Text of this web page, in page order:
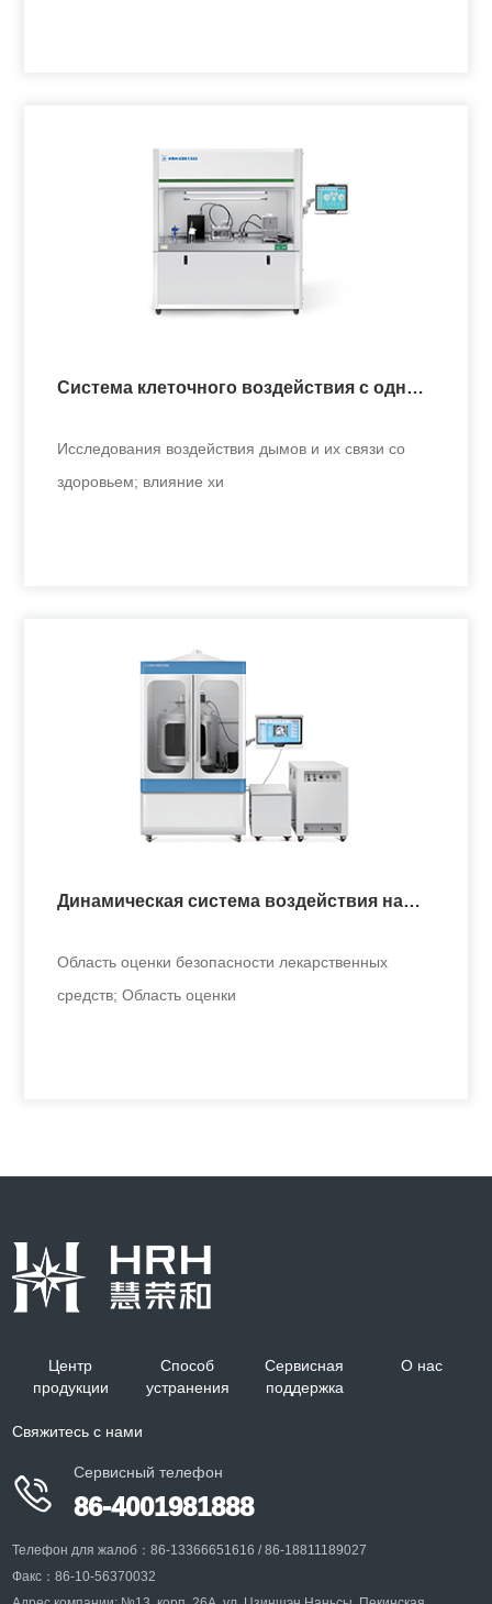
Система клеточного воздействия с
несколькими концентрациями
Система клеточного воздействия с одной
Исследования воздействия дымов и их связи со
здоровьем; влияние хи
Система клеточного воздействия с одной
концентрацией
Исследования воздействия дымов и их связи со
здоровьем; влияние хи
Динамическая система воздействия на
Область оценки безопасности лекарственных
средств; Область оценки
Динамическая система воздействия на
всё тело мелких животных
+
Центр
продукции
Способ
устранения
Сервисная
поддержка
О нас
Свяжитесь с нами

Сервисный телефон
86-4001981888
Телефон для жалоб：86-13366651616 / 86-18811189027
Факс：86-10-56370032